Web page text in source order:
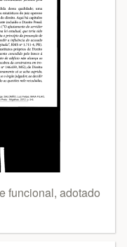
funcional, adotado